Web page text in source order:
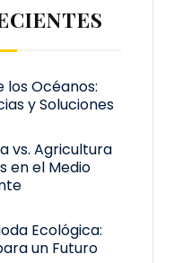
los Océanos:
y Soluciones
vs. Agricultura
en el Medio
Ecológica:
un Futuro